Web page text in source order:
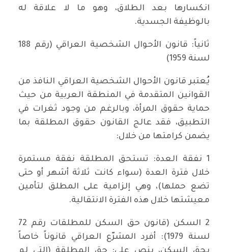
انكسارها بعد الطلاق، وهو ما لا علاقة له
بالوظيفة الجسدية.
ثانياً: قانون الأحوال الشخصية العراقي (رقم 188
لسنة 1959)
يُعتبر قانون الأحوال الشخصية العراقي النافذ من
القوانين المتقدمة في المنطقة العربية من حيث
حماية حقوق المرأة، وبالرغم من وجود ثغرات في
التطبيق، فقد عالج القانون حقوق المطلقة بما
يضمن كرامتها من خلال:
1 نفقة العدة: تستحق المطلقة نفقة مستمرة
خلال فترة العدة (سواء كانت ثلاثة أشهر أو حتى
تضع حملها)، وهي إلزامية على المطلق لتأمين
معيشتها خلال هذه الفترة الانتقالية.
2 السكن (قانون حق السكن للمطلقات رقم 72
لسنة 1979): أفرد المشرّع العراقي قانوناً خاصاً